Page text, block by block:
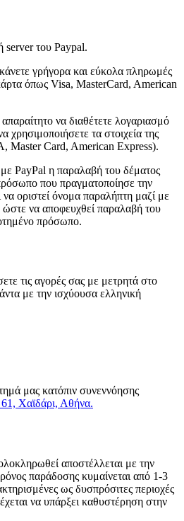
του Paypal.
γρήγορα και εύκολα πληρωμές
όπως Visa, MasterCard, American
να διαθέτετε λογαριασμό
χρησιμοποιήσετε τα στοιχεία της
Master Card, American Express).
PayPal η παραλαβή του δέματος
που πραγματοποίησε την
οριστεί όνομα παραλήπτη μαζί με
να αποφευχθεί παραλαβή του
πρόσωπο.
τις αγορές σας με μετρητά στο
με την ισχύουσα ελληνική
μας κατόπιν συνεννόησης
Χαϊδάρι, Αθήνα.
αποστέλλεται με την
παράδοσης κυμαίνεται από 1-3
ως δυσπρόσιτες περιοχές
να υπάρξει καθυστέρηση στην